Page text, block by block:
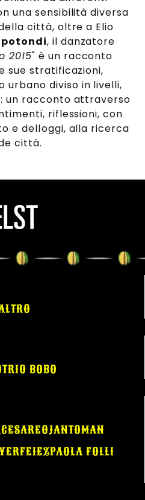
una sensibilità diversa
città, oltre a Elio
, il danzatore
2015" è un racconto
sue stratificazioni,
urbano diviso in livelli,
un racconto attraverso
riflessioni, con
e delloggi, alla ricerca
città.
TRIO BOBO
CESAREOJANTOMAN
FEIEZPAOLA FOLLI